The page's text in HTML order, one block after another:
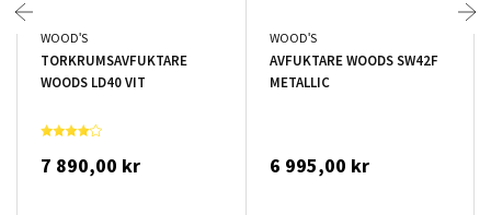
WOOD'S
TORKRUMSAVFUKTARE
WOODS LD40 VIT
7 890,00 kr
WOOD'S
AVFUKTARE WOODS SW42F
METALLIC
6 995,00 kr